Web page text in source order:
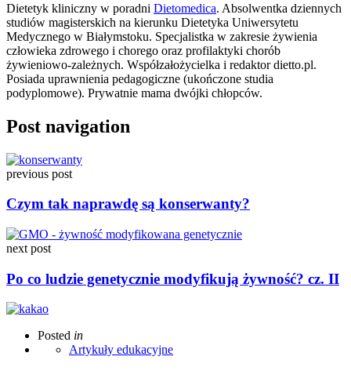
Dietetyk kliniczny w poradni Dietomedica. Absolwentka dziennych
studiów magisterskich na kierunku Dietetyka Uniwersytetu
Medycznego w Białymstoku. Specjalistka w zakresie żywienia
człowieka zdrowego i chorego oraz profilaktyki chorób
żywieniowo-zależnych. Współzałożycielka i redaktor dietto.pl.
Posiada uprawnienia pedagogiczne (ukończone studia
podyplomowe). Prywatnie mama dwójki chłopców.
Post navigation
previous post
Czym tak naprawdę są konserwanty?
next post
Po co ludzie genetycznie modyfikują żywność? cz. II
Posted in
Artykuły edukacyjne